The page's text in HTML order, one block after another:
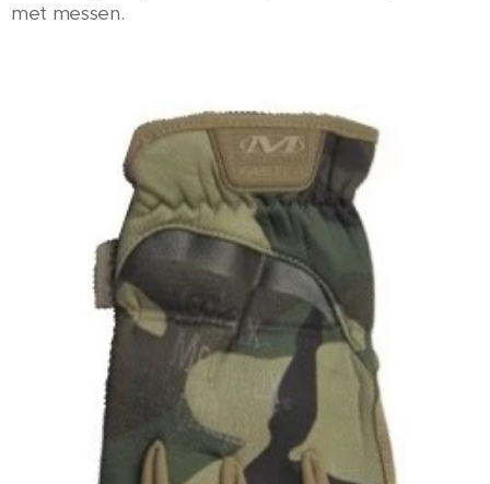
met messen.